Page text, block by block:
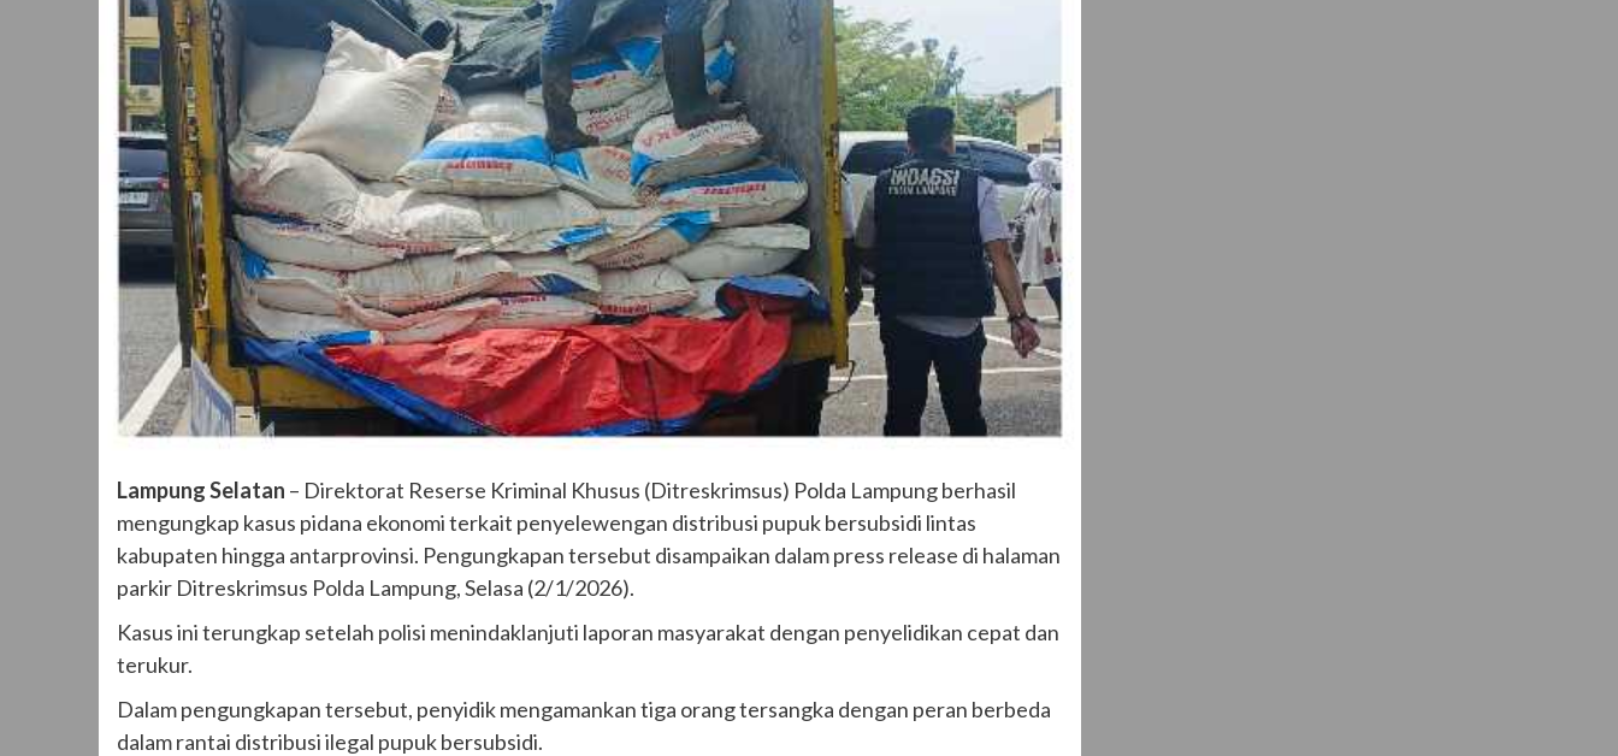
Lampung Selatan – Direktorat Reserse Kriminal Khusus (Ditreskrimsus) Polda Lampung berhasil
mengungkap kasus pidana ekonomi terkait penyelewengan distribusi pupuk bersubsidi lintas
kabupaten hingga antarprovinsi. Pengungkapan tersebut disampaikan dalam press release di halaman
parkir Ditreskrimsus Polda Lampung, Selasa (2/1/2026).
Kasus ini terungkap setelah polisi menindaklanjuti laporan masyarakat dengan penyelidikan cepat dan
terukur.
Dalam pengungkapan tersebut, penyidik mengamankan tiga orang tersangka dengan peran berbeda
dalam rantai distribusi ilegal pupuk bersubsidi.